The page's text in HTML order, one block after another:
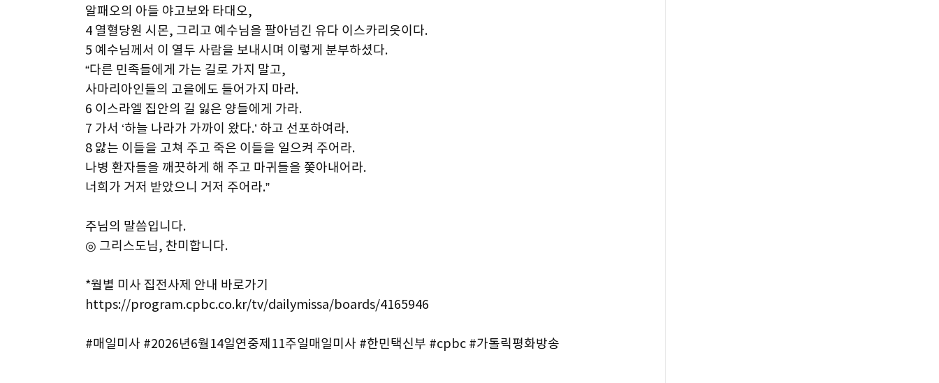
알패오의 아들 야고보와 타대오,
4 열혈당원 시몬, 그리고 예수님을 팔아넘긴 유다 이스카리옷이다.
5 예수님께서 이 열두 사람을 보내시며 이렇게 분부하셨다.
“다른 민족들에게 가는 길로 가지 말고,
사마리아인들의 고을에도 들어가지 마라.
6 이스라엘 집안의 길 잃은 양들에게 가라.
7 가서 ‘하늘 나라가 가까이 왔다.’ 하고 선포하여라.
8 앓는 이들을 고쳐 주고 죽은 이들을 일으켜 주어라.
나병 환자들을 깨끗하게 해 주고 마귀들을 쫓아내어라.
너희가 거저 받았으니 거저 주어라.”
주님의 말씀입니다.
◎ 그리스도님, 찬미합니다.
*월별 미사 집전사제 안내 바로가기
https://program.cpbc.co.kr/tv/dailymissa/boards/4165946
#매일미사 #2026년6월14일연중제11주일매일미사 #한민택신부 #cpbc #가톨릭평화방송